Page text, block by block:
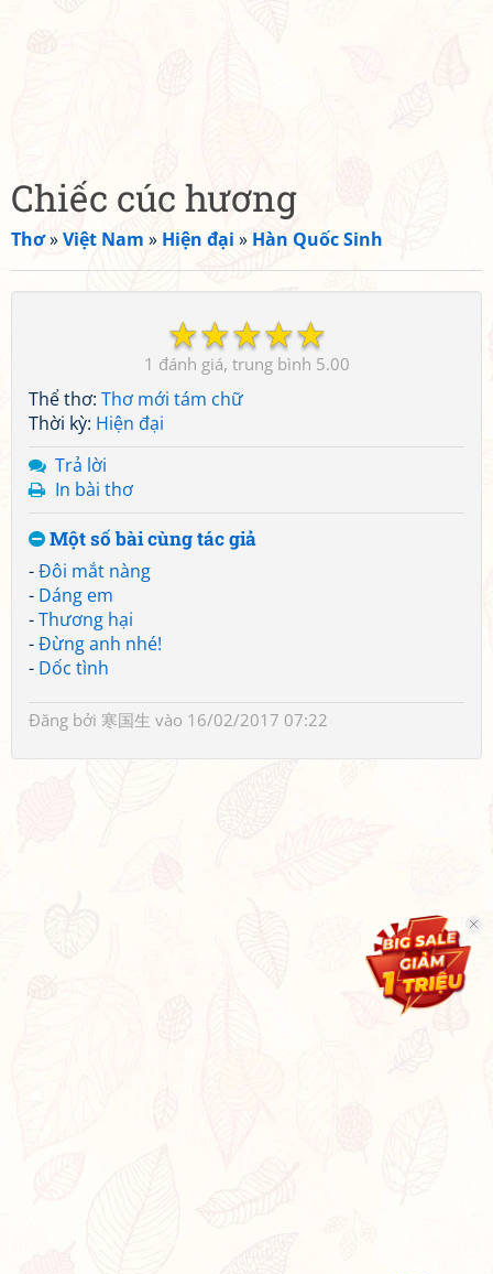
Chiếc cúc hương
Thơ»Việt Nam » Hiện đại » Hàn Quốc Sinh
☆
☆
☆
☆
☆
1 5.00
Thể thơ: Thơ mới tám chữ
Thời kỳ: Hiện đại
Trả lời
In bài thơ
Một số bài cùng tác giả
-Đôi mắt nàng
- Dáng em
-Thương hại
-Đừng anh nhé!
- Dốc tình
Đăng bởi 寒国生 vào 16/02/2017 07:22